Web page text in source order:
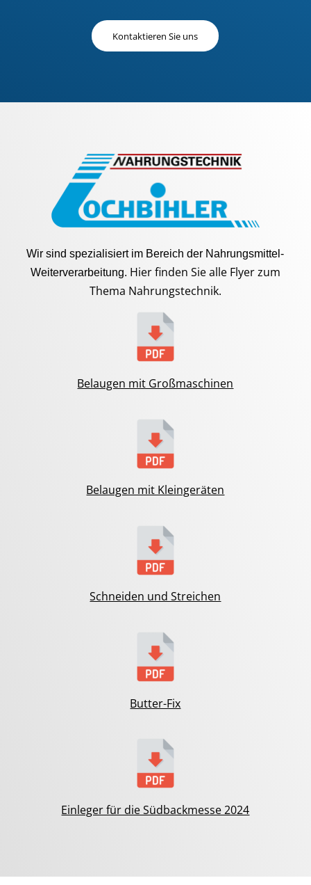
Kontaktieren Sie uns
Wir sind spezialisiert im Bereich der Nahrungsmittel-
Weiterverarbeitung. Hier finden Sie alle Flyer zum
Thema Nahrungstechnik.
Belaugen mit Großmaschinen
Belaugen mit Kleingeräten
Schneiden und Streichen
Butter-Fix
Einleger für die Südbackmesse 2024